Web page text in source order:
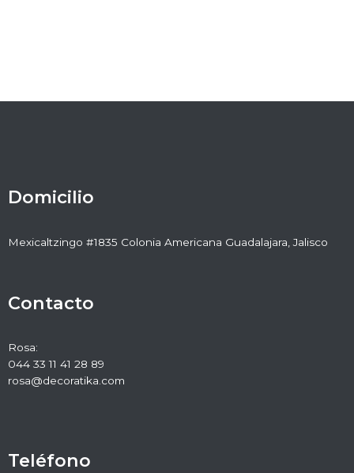
Domicilio
Mexicaltzingo #1835 Colonia Americana Guadalajara, Jalisco
Contacto
Rosa:
044 33 11 41 28 89
rosa@decoratika.com
Teléfono